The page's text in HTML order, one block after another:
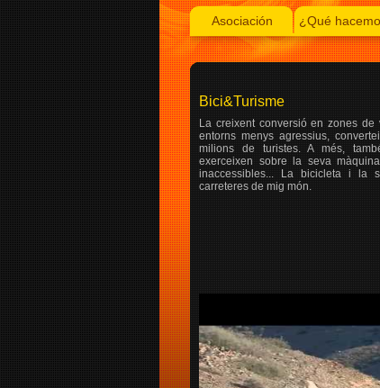
Asociación ¿Qué
Bici&Turisme
La creixent conversió en zones
entorns menys agressius,
milions de turistes. A més,
exerceixen sobre la seva
inaccessibles... La bicicleta i la
carreteres de mig món.